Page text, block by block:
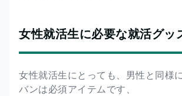
女性就活生に必要な就活グッ
女性就活生にとっても、男性と同様
バンは必須アイテムです、